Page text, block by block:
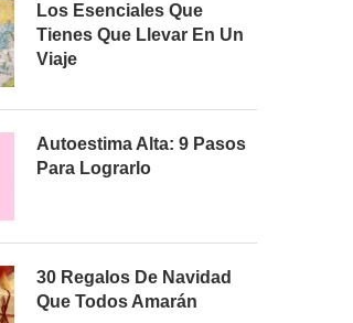
Los Esenciales Que
Tienes Que Llevar En Un
Viaje
Autoestima Alta: 9 Pasos
Para Lograrlo
30 Regalos De Navidad
Que Todos Amarán